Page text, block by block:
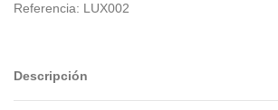
Referencia: LUX002
Descripción